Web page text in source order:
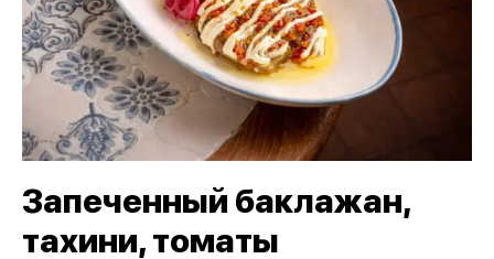
Запеченный баклажан,
тахини, томаты